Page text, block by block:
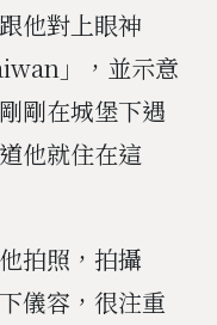
他對上眼神
」，並示意
剛在城堡下遇
他就住在這
拍照，拍攝
儀容，很注重